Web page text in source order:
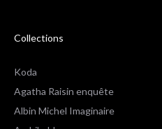
Collections
Koda
Agatha Raisin enquête
Albin Michel Imaginaire